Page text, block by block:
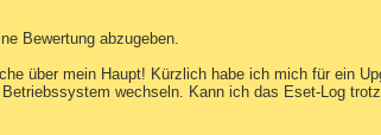
Bewertung abzugeben.
über mein Haupt! Kürzlich habe ich mich für ein
wechseln. Kann ich das Eset-Log